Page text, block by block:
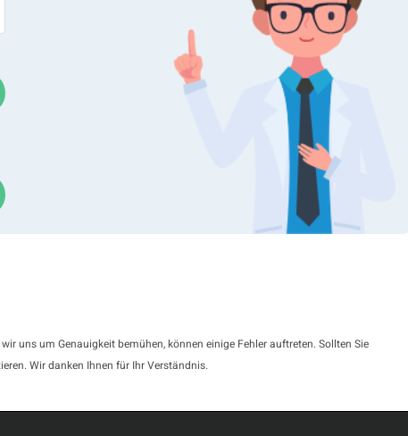
Partikelgrößenanalysator mit dem
Fourier-Design, um die Streulichtsignale der Probe
uns um Genauigkeit bemühen, können einige Fehler auftreten. Sollten Sie
Wir danken Ihnen für Ihr Verständnis.